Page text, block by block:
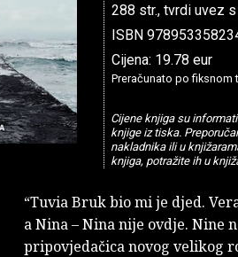
288 str., tvrdi uvez
ISBN
Cijena: 19.78 eur
Preračunato po fiksnom
Cijene knjiga su
knjige iz tiska.
nakladnika ili u
knjiga, potražite ih u
“Tuvia Bruk bio mi je djed.
a Nina – Nina nije ovdje. Nine
pripovjedačica novog velikog